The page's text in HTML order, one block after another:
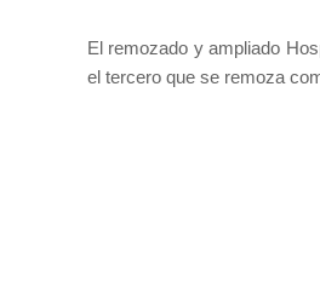
El remozado y ampliado
el tercero que se remoza